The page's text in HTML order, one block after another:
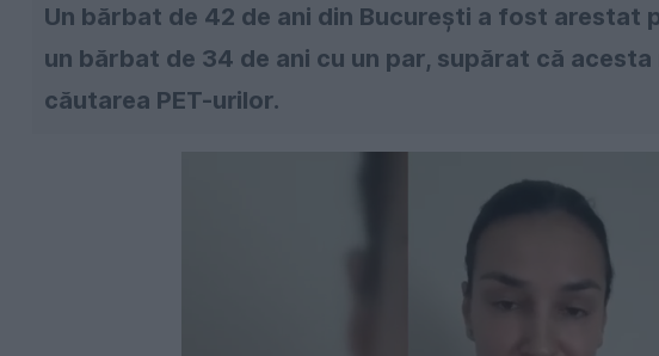
Un bărbat de 42 de ani din București a fost arestat
un bărbat de 34 de ani cu un par, supărat că
căutarea PET-urilor.